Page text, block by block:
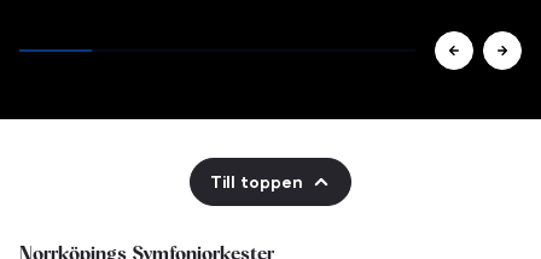
Till toppen
Norrköpings Symfoniorkester